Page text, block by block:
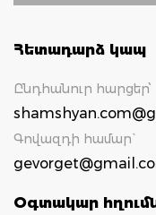
Հետադարձ կապ
Ընդհանուր հարցեր՝
Գովազդի համար`
Օգտակար